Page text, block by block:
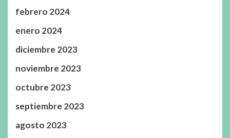
febrero 2024
enero 2024
diciembre 2023
noviembre 2023
octubre 2023
septiembre 2023
agosto 2023